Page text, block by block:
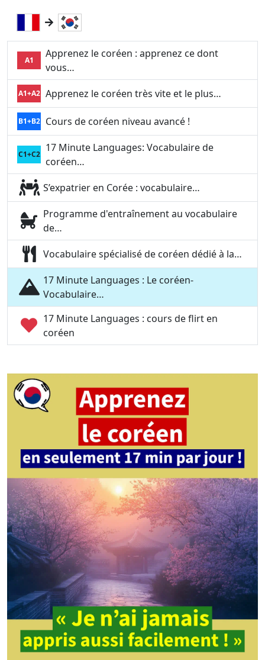
A1
Apprenez le coréen : apprenez ce dont
vous…
A1+A2 Apprenez le coréen très vite et le plus…
B1+B2 Cours de coréen niveau avancé !
C1+C2
17 Minute Languages: Vocabulaire de
coréen…
S’expatrier en Corée : vocabulaire…
Programme d'entraînement au vocabulaire
de…
Vocabulaire spécialisé de coréen dédié à la…
17 Minute Languages : Le coréen-
Vocabulaire…
17 Minute Languages : cours de flirt en
coréen